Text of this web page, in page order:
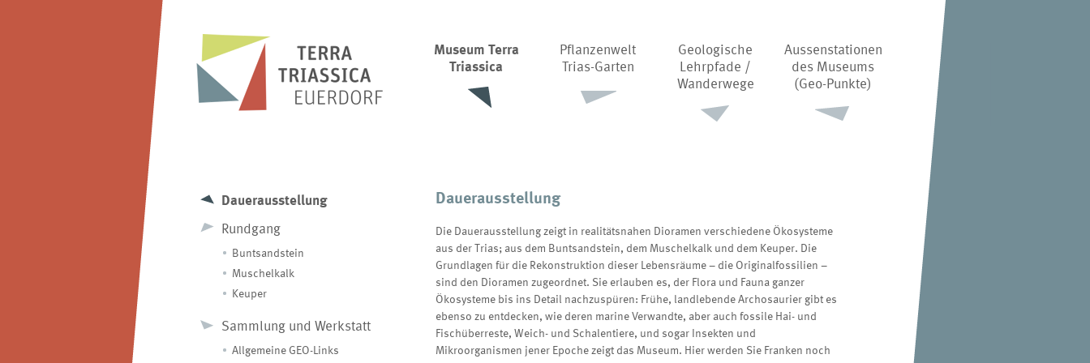
Museum Terra
Triassica
Pflanzenwelt
Trias-Garten
Geologische
Lehrpfade /
Wanderwege
Aussenstationen
des Museums
(Geo-Punkte)
Dauerausstellung
Rundgang
Buntsandstein
Muschelkalk
Keuper
Sammlung und Werkstatt
Allgemeine GEO-Links
Dauerausstellung
Die Dauerausstellung zeigt in realitätsnahen Dioramen verschiedene Ökosysteme
aus der Trias; aus dem Buntsandstein, dem Muschelkalk und dem Keuper. Die
Grundlagen für die Rekonstruktion dieser Lebensräume – die Originalfossilien –
sind den Dioramen zugeordnet. Sie erlauben es, der Flora und Fauna ganzer
Ökosysteme bis ins Detail nachzuspüren: Frühe, landlebende Archosaurier gibt es
ebenso zu entdecken, wie deren marine Verwandte, aber auch fossile Hai- und
Fischüberreste, Weich- und Schalentiere, und sogar Insekten und
Mikroorganismen jener Epoche zeigt das Museum. Hier werden Sie Franken noch